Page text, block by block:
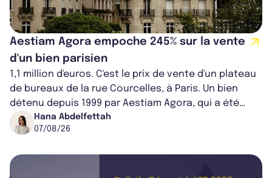
Aestiam Agora empoche 245% sur la vente
d'un bien parisien
1,1 million d'euros. C'est le prix de vente d'un plateau
de bureaux de la rue Courcelles, à Paris. Un bien
détenu depuis 1999 par Aestiam Agora, qui a été
cédé avec une plus-value...
Hana Abdelfettah
07/08/26